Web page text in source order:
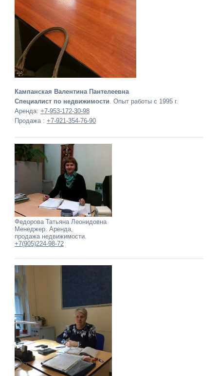
Кампанская Валентина Пантелеевна
Специалист по недвижимости . Опыт работы с 1995 г.
Аренда: +7-953-172-30-98
Продажа : +7-921-354-76-90
Федорова Татьяна Леонидовна
Менеджер. Аренда,
продажа недвижимости.
+7(905)224-98-72